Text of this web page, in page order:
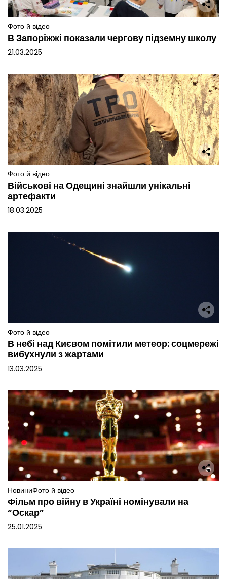
Фото й відео
В Запоріжжі показали чергову підземну школу
21.03.2025
Фото й відео
Військові на Одещині знайшли унікальні
артефакти
18.03.2025
Фото й відео
В небі над Києвом помітили метеор: соцмережі
вибухнули з жартами
13.03.2025
НовиниФото й відео
Фільм про війну в Україні номінували на
“Оскар”
25.01.2025